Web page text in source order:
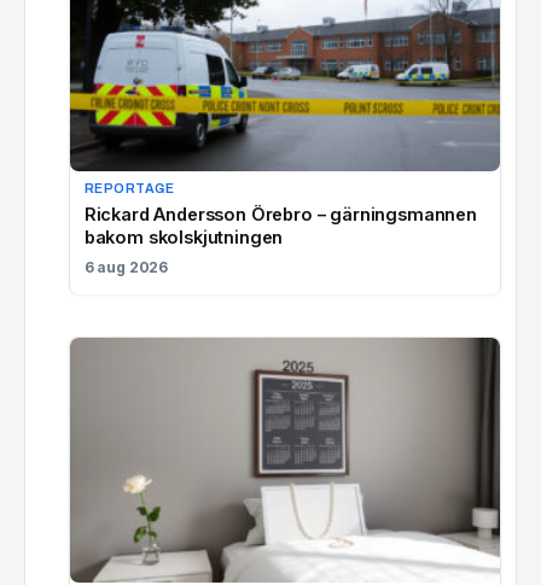
REPORTAGE
Rickard Andersson Örebro – gärningsmannen
bakom skolskjutningen
6 aug 2026